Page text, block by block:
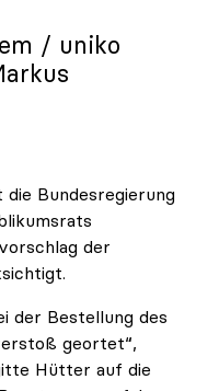
/ uniko
Bundesregierung
der
der Bestellung des
geortet“,
Hütter auf die